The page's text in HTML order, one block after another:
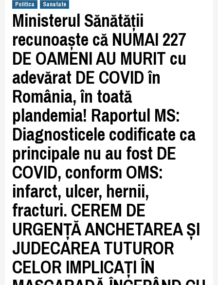
Politica Sanatate
Ministerul Sănătății
recunoaște că NUMAI 227
DE OAMENI AU MURIT cu
adevărat DE COVID în
România, în toată
plandemia! Raportul MS:
Diagnosticele codificate ca
principale nu au fost DE
COVID, conform OMS:
infarct, ulcer, hernii,
fracturi. CEREM DE
URGENȚĂ ANCHETAREA ȘI
JUDECAREA TUTUROR
CELOR IMPLICAȚI ÎN